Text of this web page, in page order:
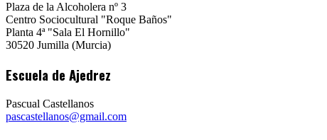
Plaza de la Alcoholera nº 3
Centro Sociocultural "Roque Baños"
Planta 4ª "Sala El Hornillo"
30520 Jumilla (Murcia)
Escuela de Ajedrez
Pascual Castellanos
pascastellanos@gmail.com